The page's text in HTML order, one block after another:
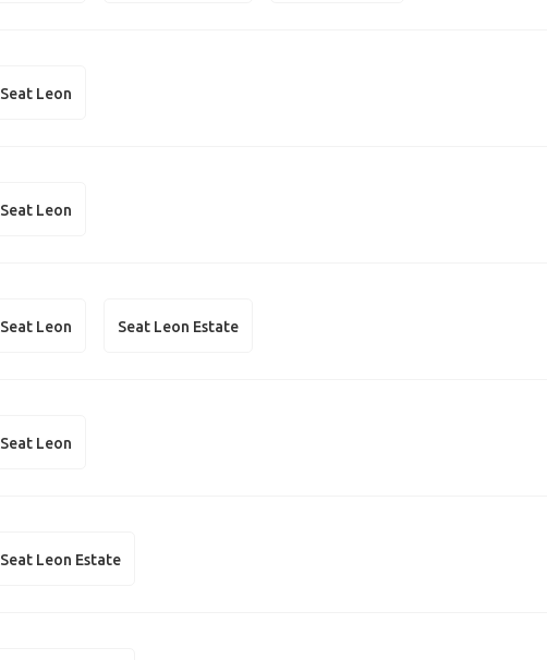
Seat Leon
Seat Leon
Seat Leon Seat Leon Estate
Seat Leon
Seat Leon Estate